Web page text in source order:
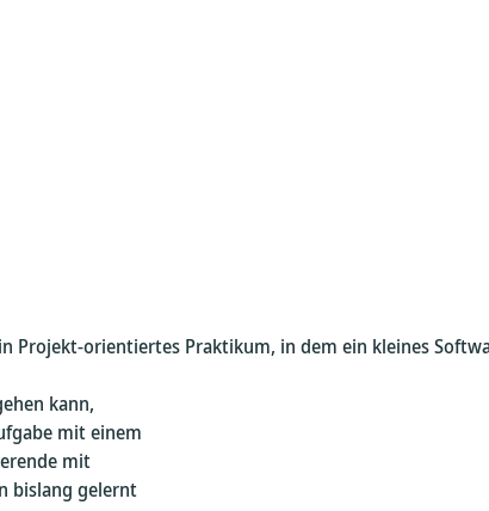
orientiertes Praktikum, in dem ein kleines
kann,
mit einem
mit
bislang gelernt